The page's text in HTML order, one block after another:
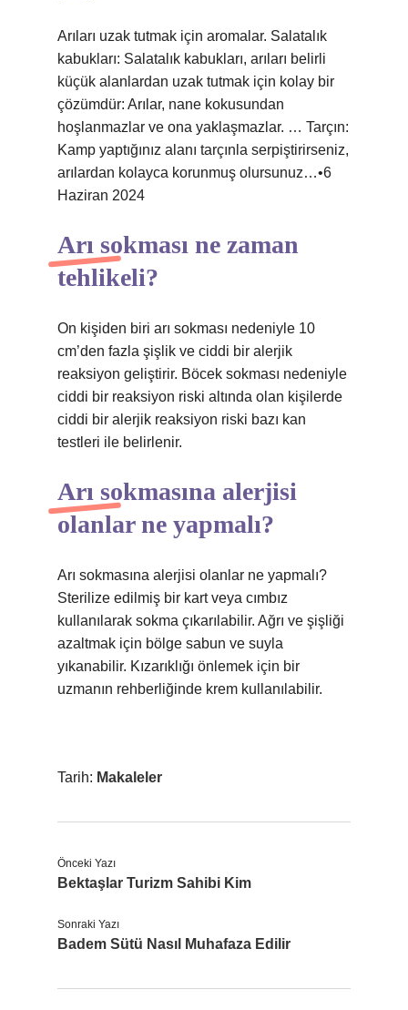
Arıları uzak tutmak için aromalar. Salatalık
kabukları: Salatalık kabukları, arıları belirli
küçük alanlardan uzak tutmak için kolay bir
çözümdür: Arılar, nane kokusundan
hoşlanmazlar ve ona yaklaşmazlar. … Tarçın:
Kamp yaptığınız alanı tarçınla serpiştirirseniz,
arılardan kolayca korunmuş olursunuz…•6
Haziran 2024
Arı sokması ne zaman
tehlikeli?
On kişiden biri arı sokması nedeniyle 10
cm’den fazla şişlik ve ciddi bir alerjik
reaksiyon geliştirir. Böcek sokması nedeniyle
ciddi bir reaksiyon riski altında olan kişilerde
ciddi bir alerjik reaksiyon riski bazı kan
testleri ile belirlenir.
Arı sokmasına alerjisi
olanlar ne yapmalı?
Arı sokmasına alerjisi olanlar ne yapmalı?
Sterilize edilmiş bir kart veya cımbız
kullanılarak sokma çıkarılabilir. Ağrı ve şişliği
azaltmak için bölge sabun ve suyla
yıkanabilir. Kızarıklığı önlemek için bir
uzmanın rehberliğinde krem ​​kullanılabilir.
Tarih: Makaleler
Önceki Yazı
Bektaşlar Turizm Sahibi Kim
Sonraki Yazı
Badem Sütü Nasıl Muhafaza Edilir